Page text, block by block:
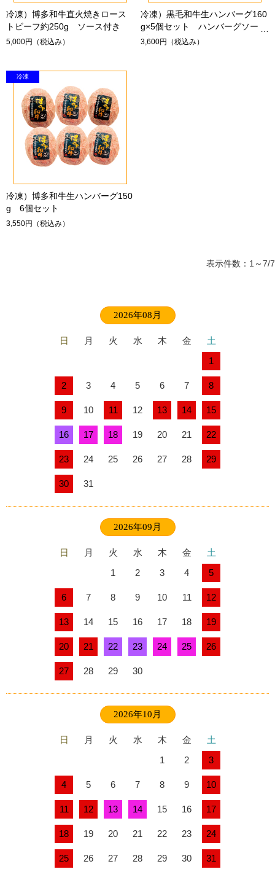
冷凍）博多和牛直火焼きロース
トビーフ約250g ソース付き
5,000円 （税込み）
冷凍）黒毛和牛生ハンバーグ160
g×5個セット ハンバーグソース
付き
3,600円 （税込み）
冷凍）博多和牛生ハンバーグ150
g 6個セット
3,550円 （税込み）
表示件数：1～7/7
2026年08月
日 月 火 水 木 金
土
1
2 3 4 5 6 7 8
9 10 11 12 13 14 15
16 17 18 19 20 21 22
23 24 25 26 27 28 29
30 31
2026年09月
日 月 火 水 木 金
土
1
2 3 4 5
6 7 8 9 10 11 12
13 14 15 16 17 18 19
20 21 22 23 24 25 26
27 28 29 30
2026年10月
日 月 火 水 木 金
土
1
2 3
4 5 6 7 8 9 10
11 12 13 14 15 16 17
18 19 20 21 22 23 24
25 26 27 28 29 30 31